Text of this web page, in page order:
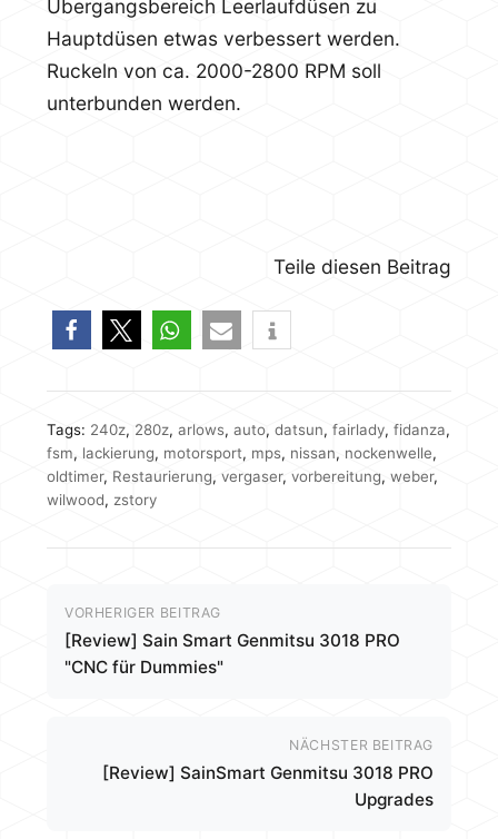
Übergangsbereich Leerlaufdüsen zu
Hauptdüsen etwas verbessert werden.
Ruckeln von ca. 2000-2800 RPM soll
unterbunden werden.
Teile diesen Beitrag
Tags: 240z, 280z, arlows, auto, datsun, fairlady, fidanza,
fsm, lackierung, motorsport, mps, nissan, nockenwelle,
oldtimer, Restaurierung, vergaser, vorbereitung, weber,
wilwood, zstory
VORHERIGER BEITRAG
[Review] Sain Smart Genmitsu 3018 PRO
"CNC für Dummies"
NÄCHSTER BEITRAG
[Review] SainSmart Genmitsu 3018 PRO
Upgrades